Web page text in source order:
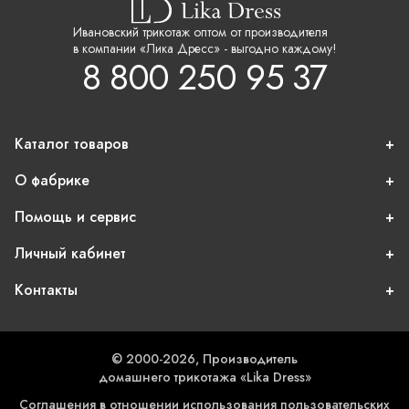
Ивановский трикотаж оптом от производителя
в компании «Лика Дресс» - выгодно каждому!
8 800 250 95 37
Каталог товаров
О фабрике
Помощь и сервис
Личный кабинет
Контакты
© 2000-2026, Производитель
домашнего трикотажа «Lika Dress»
Соглашения в отношении использования пользовательских